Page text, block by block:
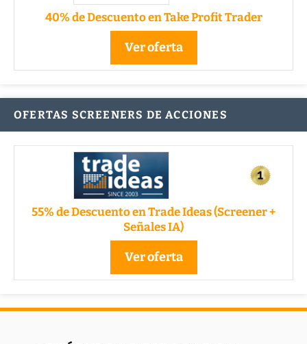
40% de Descuento en Take Profit Trader
Ver oferta
OFERTAS SCREENERS DE ACCIONES
55% de Descuento en Trade Ideas (Screener +
Señales IA)
Ver oferta